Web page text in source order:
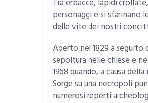
Tra erbacce, lapidi
personaggi e si sfarinano
delle vite dei nostri
Aperto nel 1829 a
sepoltura nelle chiese e
1968 quando, a causa
Sorge su una necropoli
numerosi reperti